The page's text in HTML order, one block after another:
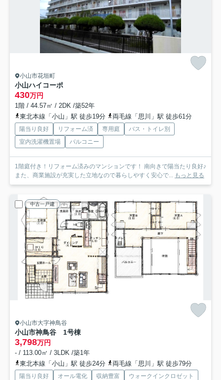
小山市花垣町
小山ハイコーポ
430万円
1階 / 44.57㎡ / 2DK /築52年
東北本線「小山」駅 徒歩19分
両毛線「思川」駅 徒歩61分
陽当り良好 リフォーム済 専用庭
バス・トイレ別
室内洗濯機置場
バルコニー
1階庭付き！リフォーム済みのマンションです！ 南向きで陽当たり良好♪
また、商業施設が充実した立地なので暮らしやすく安心で...
もっと見る
中古一戸建
小山市大字神鳥谷
小山市神鳥谷 1号棟
3,798万円
- / 113.00㎡ / 3LDK /築1年
東北本線「小山」駅 徒歩24分
両毛線「思川」駅 徒歩79分
陽当り良好 オール電化 収納豊富
ウォークインクロゼット